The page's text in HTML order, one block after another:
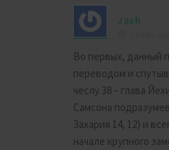
Jash
Во первых, данный
переводом и
чеслу 38 – глава
Самсона
Захария 14, 12) и
начале крупного